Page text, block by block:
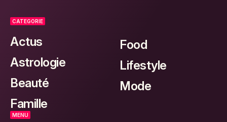
CATEGORIE
Actus
Astrologie
Beauté
Famille
Food
Lifestyle
Mode
MENU